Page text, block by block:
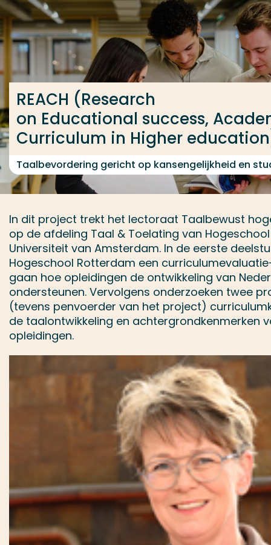
Ga direct naar de content
... > REACH (Research on Educational success,
REACH (Research
on Educational success,
Curriculum in Higher
Taalbevordering gericht op kansengelijkheid en
In dit project trekt het lectoraat Taalbewust
op de afdeling Taal & Toelating van
Universiteit van Amsterdam. In de eerste
Hogeschool Rotterdam een
gaan hoe opleidingen de ontwikkeling van
ondersteunen. Vervolgens onderzoeken twee
(tevens penvoerder van het project)
de taalontwikkeling en achtergrondkenmerken
opleidingen.
Veel gezocht
Opleiding
Contact